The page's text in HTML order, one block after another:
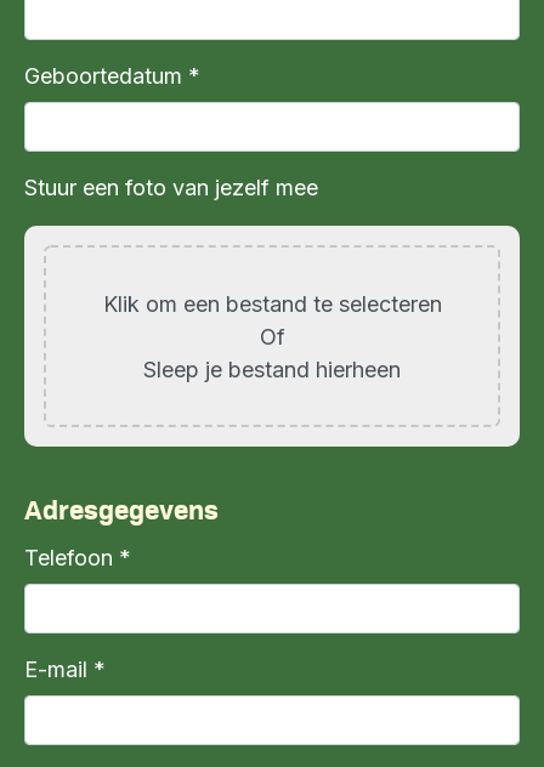
Geboortedatum *
Stuur een foto van jezelf mee
Klik om een bestand te selecteren
Of
Sleep je bestand hierheen
Adresgegevens
Telefoon *
E-mail *